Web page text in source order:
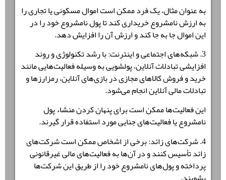
به عنوان مثال، یک فرد ممکن است اموال مسکونی یا تجاری را
به ارزش نامشروع خریداری کند تا پول نامشروع خود را در
این اموال جا به جا کند و ارزش آن را افزایش دهد.
3. شبکه‌های اجتماعی و اینترنت: با رشد تکنولوژی و روند
افزایشی تبادلات آنلاین، پولشویی به وسیله فعالیت‌هایی مانند
خرید و فروش کالاهای مجازی در بازی‌های آنلاین، رمزارزها و
تبادلات مالی آنلاین انجام می‌شود.
این فعالیت‌ها ممکن است برای پنهان کردن منشاء پول
نامشروع یا فعالیت‌های جنایی مورد استفاده قرار گیرند.
4. شرکت‌های زائد: برخی از اشخاص ممکن است شرکت‌های
زائد تأسیس کنند و در آن‌ها به فعالیت‌های مالی غیرقانونی
پرداخته و پول‌های نامشروع خود را از طریق این شرکت‌ها